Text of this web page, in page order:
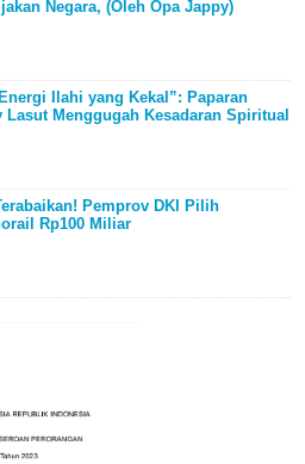
Negara, (Oleh Opa Jappy)
Ilahi yang Kekal”: Paparan
Lasut Menggugah Kesadaran Spiritual
Pemprov DKI Pilih
Rp100 Miliar